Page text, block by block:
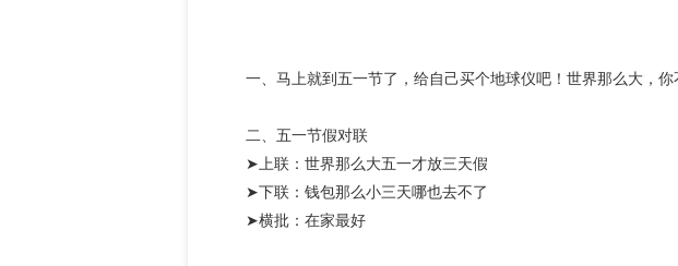
一、马上就到五一节了，给自己买个地球仪吧！世界那么大，你
二、五一节假对联
➤上联：世界那么大五一才放三天假
➤下联：钱包那么小三天哪也去不了
➤横批：在家最好